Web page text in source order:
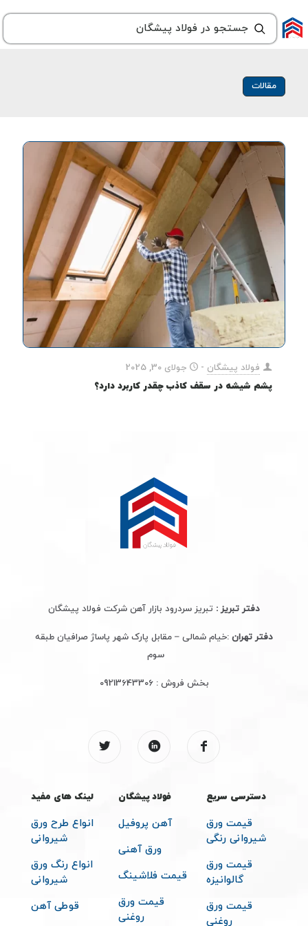
مقالات
فولاد پیشگان -
جولای 30, 2025
پشم شیشه در سقف کاذب چقدر کاربرد دارد؟
دفتر تبریز : تبریز سردرود بازار آهن شرکت فولاد پیشگان
دفتر تهران :خیام شمالی – مقابل پارک شهر پاساژ صرافیان طبقه
سوم
بخش فروش :09213643306
دسترسی سریع
قیمت ورق
شیروانی رنگی
قیمت ورق
گالوانیزه
قیمت ورق
روغنی
فولاد پیشگان
آهن پروفیل
ورق آهنی
قیمت فلاشینگ
قیمت ورق
روغنی
لینک های مفید
انواع طرح ورق
شیروانی
انواع رنگ ورق
شیروانی
قوطی آهن